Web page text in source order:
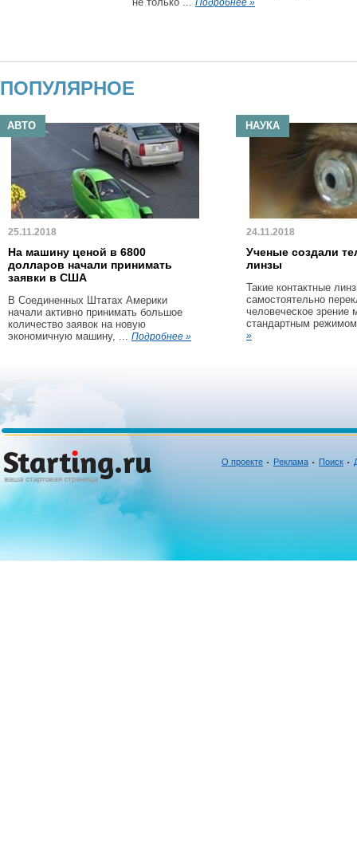
Подробнее »
ПОПУЛЯРНОЕ
АВТО
25.11.2018
На машину ценой в 6800
долларов начали принимать
заявки в США
В Соединенных Штатах Америки
начали активно принимать большое
количество заявок на новую
экономичную машину, ... Подробнее »
НАУКА
24.11.2018
Ученые создали
линзы
Такие контактные
самостоятельно
человеческое зрение
стандартным
»
О проекте Реклама Поиск